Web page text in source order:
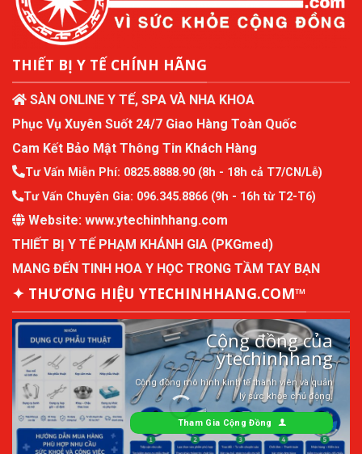
THIẾT BỊ Y TẾ CHÍNH HÃNG
SÀN ONLINE Y TẾ, SPA VÀ NHA KHOA
Phục Vụ Xuyên Suốt 24/7 Giao Hàng Toàn Quốc
Cam Kết Bảo Mật Thông Tin Khách Hàng
Tư Vấn Miễn Phí: 0825.8888.90 (8h - 18h cả T7/CN/Lễ)
Tư Vấn Chuyên Gia: 096.345.8866 (9h - 16h từ T2-T6)
Website: www.ytechinhhang.com
THIẾT BỊ Y TẾ PHẠM KHÁNH GIA (PKGmed)
MANG ĐẾN TINH HOA Y HỌC TRONG TẦM TAY BẠN
✦ THƯƠNG HIỆU YTECHINHHANG.COM™
Cộng đồng của
ytechinhhang
Cộng đồng mô hình kinh tế thành viên và quản
lý sức khỏe chủ động.
Tham Gia Cộng Đồng